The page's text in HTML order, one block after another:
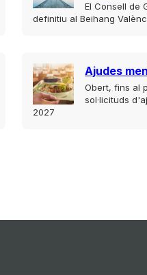
El Consell de
definitiu al Beihang
Ajudes
Obert, fins al
sol·licituds
2027